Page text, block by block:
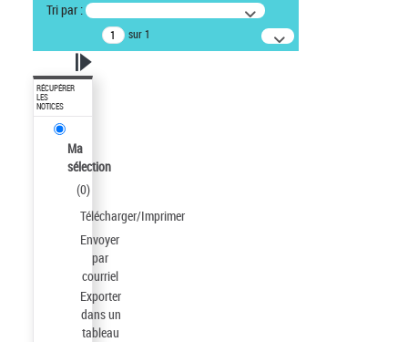
Tri par :
sur 1
RÉCUPÉRER
LES
NOTICES
Ma
sélection
(0)
Télécharger/Imprimer
Envoyer
par
courriel
Exporter
dans un
tableau